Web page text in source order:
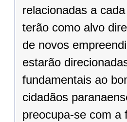
relacionadas a
terão como alvo
de novos
estarão
fundamentais ao
cidadãos
preocupa-se com a